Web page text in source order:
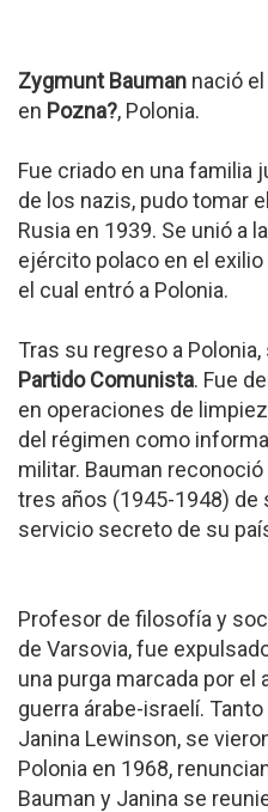
Zygmunt Bauman nació
en Pozna?, Polonia.
Fue criado en una familia
de los nazis, pudo tomar
Rusia en 1939. Se unió a
ejército polaco en el
el cual entró a Polonia.
Tras su regreso a
Partido Comunista. Fue
en operaciones de
del régimen como
militar. Bauman
tres años (1945-1948) de
servicio secreto de su
Profesor de filosofía y
de Varsovia, fue
una purga marcada por
guerra árabe-israelí.
Janina Lewinson, se
Polonia en 1968,
Bauman y Janina se